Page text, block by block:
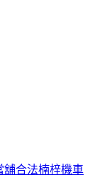
舖合法楠梓機車